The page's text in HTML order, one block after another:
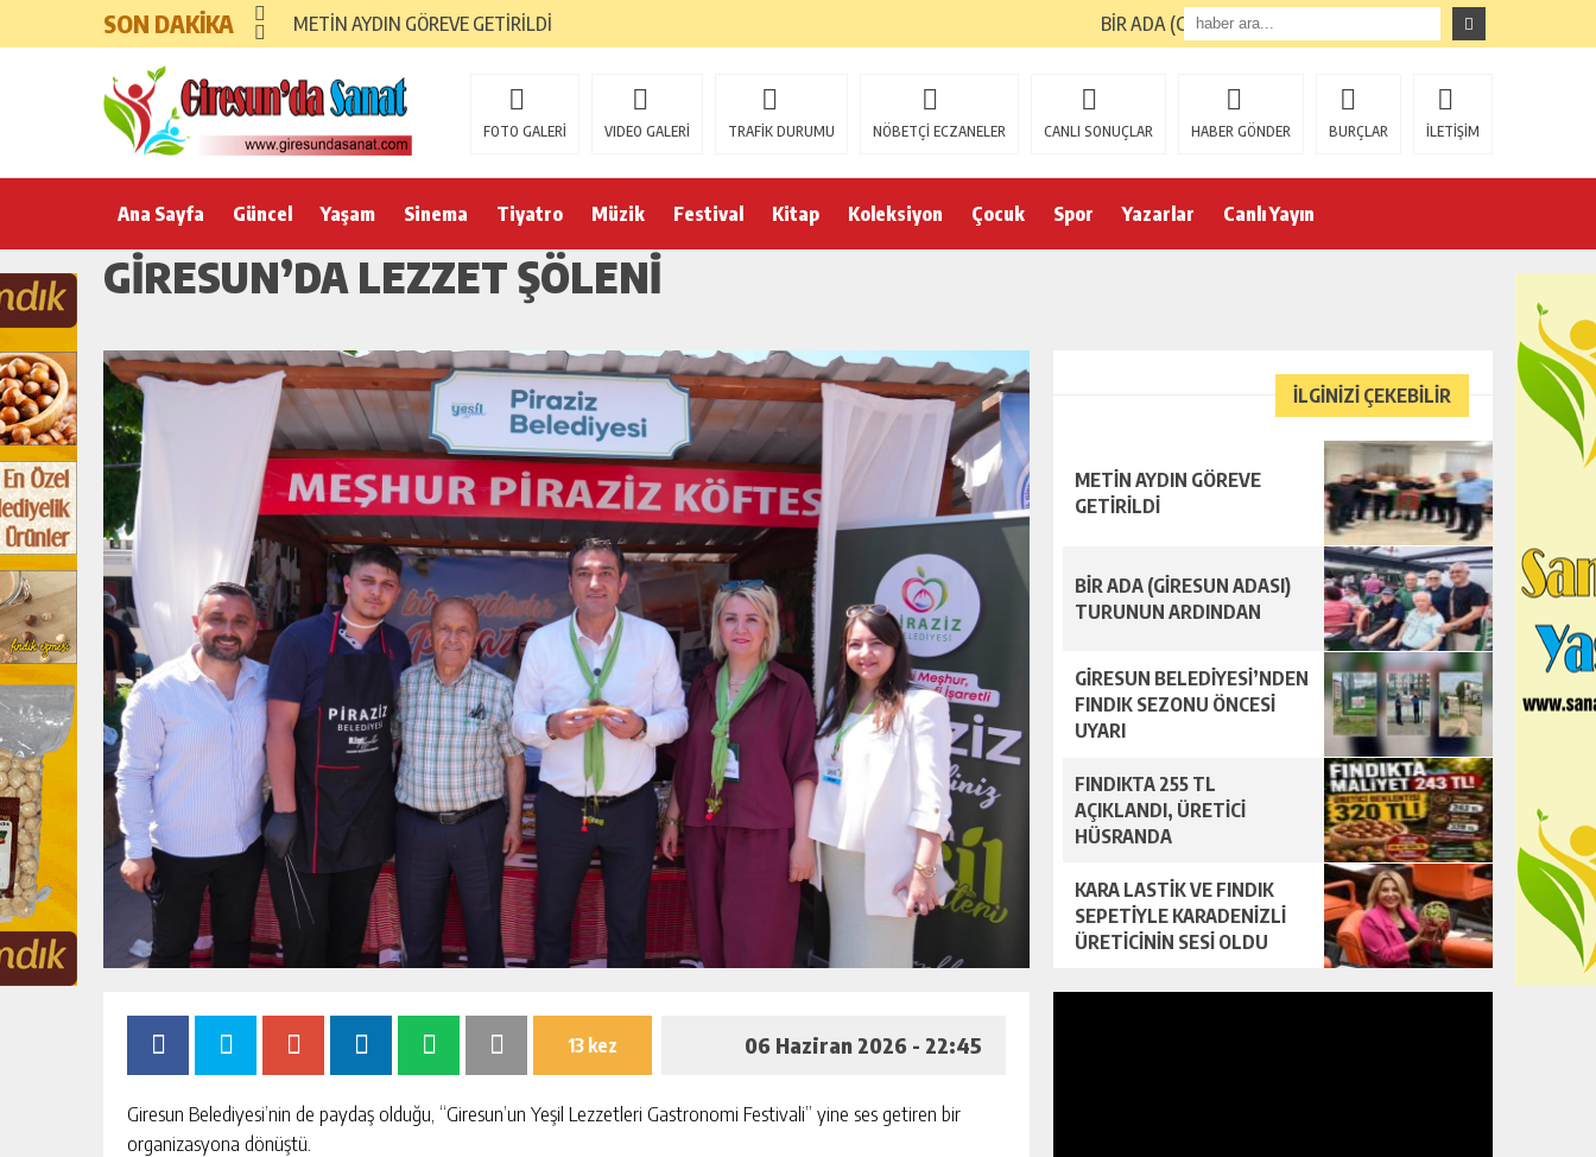
SON DAKİKA METİN AYDIN GÖREVE GETİRİLDİ BİR ADA (GİRESUN ADASI) TURUNUN ARDINDAN
FOTO GALERİ VIDEO GALERİ TRAFİK DURUMU NÖBETÇİ ECZANELER CANLI SONUÇLAR HABER GÖNDER BURÇLAR İLETİŞİM
Ana Sayfa Güncel Yaşam Sinema Tiyatro Müzik Festival Kitap Koleksiyon Çocuk Spor Yazarlar Canlı Yayın
GİRESUN’DA LEZZET ŞÖLENİ
13 kez 06 Haziran 2026 - 22:45
Giresun Belediyesi’nin de paydaş olduğu, “Giresun’un Yeşil Lezzetleri Gastronomi Festivali” yine ses getiren bir
organizasyona dönüştü.
İLGİNİZİ ÇEKEBİLİR
METİN AYDIN GÖREVE
GETİRİLDİ
BİR ADA (GİRESUN ADASI)
TURUNUN ARDINDAN
GİRESUN BELEDİYESİ’NDEN
FINDIK SEZONU ÖNCESİ
UYARI
FINDIKTA 255 TL
AÇIKLANDI, ÜRETİCİ
HÜSRANDA
KARA LASTİK VE FINDIK
SEPETİYLE KARADENİZLİ
ÜRETİCİNİN SESİ OLDU